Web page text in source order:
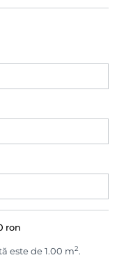
ron
este de 1.00 m2.